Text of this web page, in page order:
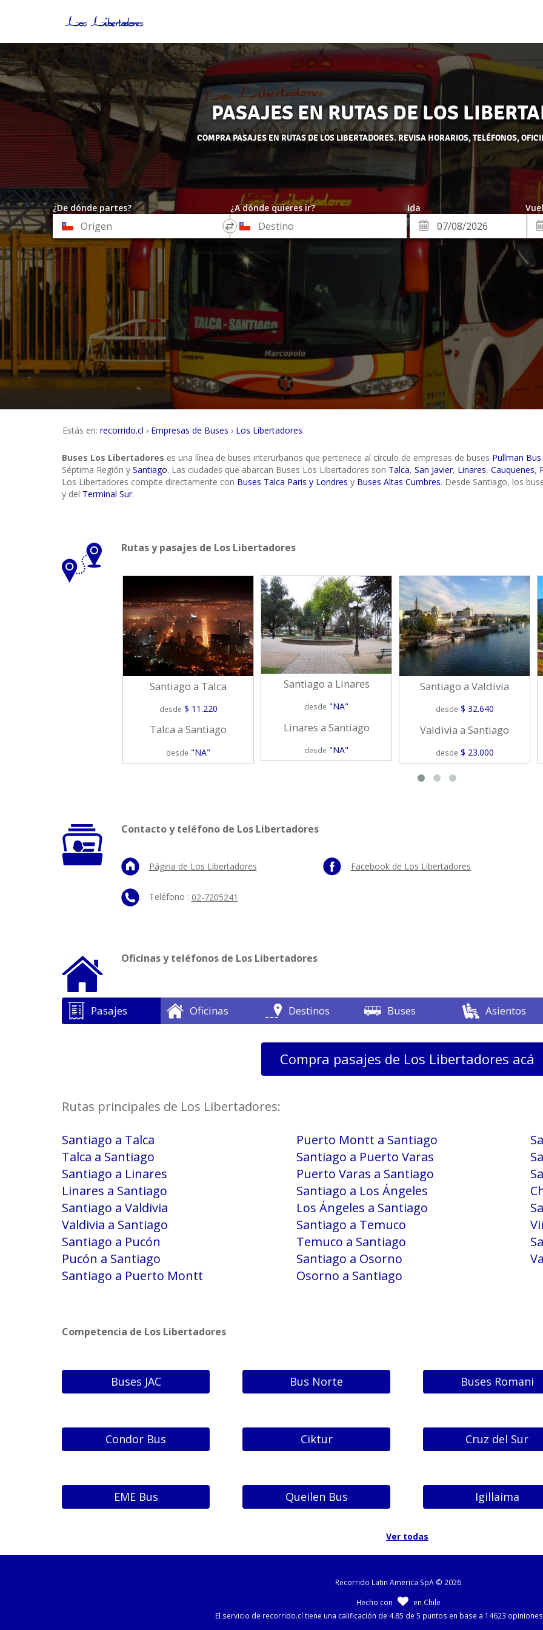
PASAJES EN RUTAS DE LOS
COMPRA PASAJES EN RUTAS DE LOS LIBERTADORES. REVISA HORARIOS, TELÉFONOS,
¿De dónde partes? ¿A dónde quieres ir? Ida
*
Origen
*
Destino
*
Fecha
de
Ida
de
Estás en: recorrido.cl Empresas de Buses Los Libertadores
Buses Los Libertadores es una línea de buses interurbanos que pertenece al círculo de empresas de buses Pullman Bus
Séptima Región y Santiago. Las ciudades que abarcan Buses Los Libertadores son Talca, San Javier, Linares, Cauquenes,
Los Libertadores compite directamente con Buses Talca Paris y Londres y Buses Altas Cumbres. Desde Santiago, los
y del Terminal Sur.
Rutas y pasajes de Los Libertadores
Santiago a Talca
desde $ 11.220
Talca a Santiago
desde "NA"
Santiago a Linares
desde "NA"
Linares a Santiago
desde "NA"
Santiago a Valdivia
desde $ 32.640
Valdivia a Santiago
desde $ 23.000
Contacto y teléfono de Los Libertadores
Página de Los Libertadores
Teléfono : 02-7205241
Facebook de Los Libertadores
Oficinas y teléfonos de Los Libertadores
Pasajes Oficinas Destinos Buses Asientos
Compra pasajes de Los Libertadores acá
Rutas principales de Los Libertadores:
Santiago a Talca
Talca a Santiago
Santiago a Linares
Linares a Santiago
Santiago a Valdivia
Valdivia a Santiago
Santiago a Pucón
Pucón a Santiago
Santiago a Puerto Montt
Puerto Montt a Santiago
Santiago a Puerto Varas
Puerto Varas a Santiago
Santiago a Los Ángeles
Los Ángeles a Santiago
Santiago a Temuco
Temuco a Santiago
Santiago a Osorno
Osorno a Santiago
Competencia de Los Libertadores
Buses JAC Bus Norte Buses Romani
Condor Bus Ciktur Cruz del Sur
EME Bus Queilen Bus Igillaima
Ver todas
Recorrido Latin America SpA © 2026
Hecho con
en Chile
El servicio de recorrido.cl tiene una calificación de 4.85 de 5 puntos en base a 14623